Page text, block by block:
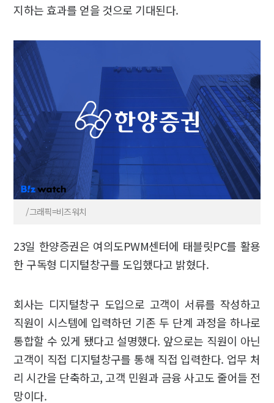
지하는 효과를 얻을 것으로 기대된다.
/그래픽=비즈워치
23일 한양증권은 여의도PWM센터에 태블릿PC를 활용
한 구독형 디지털창구를 도입했다고 밝혔다.
회사는 디지털창구 도입으로 고객이 서류를 작성하고
직원이 시스템에 입력하던 기존 두 단계 과정을 하나로
통합할 수 있게 됐다고 설명했다. 앞으로는 직원이 아닌
고객이 직접 디지털창구를 통해 직접 입력한다. 업무 처
리 시간을 단축하고, 고객 민원과 금융 사고도 줄어들 전
망이다.